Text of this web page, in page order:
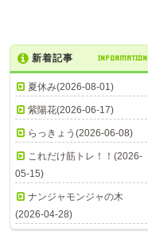
新着記事 INFORMATION
夏休み(2026-08-01)
紫陽花(2026-06-17)
らっきょう(2026-06-08)
これだけ筋トレ！！(2026-
05-15)
ナンジャモンジャの木
(2026-04-28)